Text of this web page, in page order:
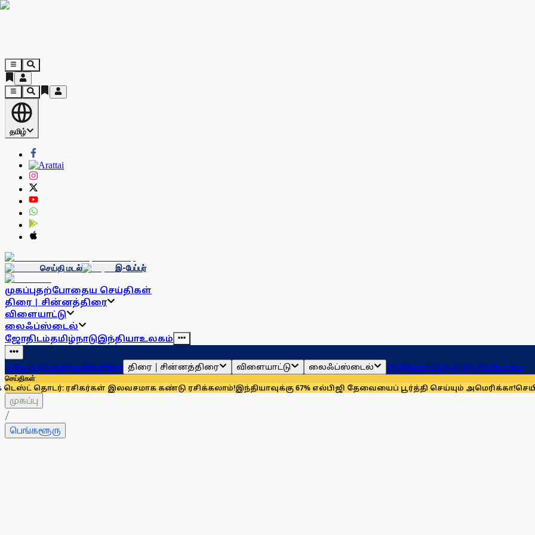
தமிழ்
செய்தி மடல் இ-பேப்பர்
முகப்புதற்போதைய செய்திகள்
திரை | சின்னத்திரை
விளையாட்டு
லைஃப்ஸ்டைல்
ஜோதிடம்தமிழ்நாடுஇந்தியாஉலகம்
முகப்புதற்போதைய செய்திகள் திரை | சின்னத்திரை விளையாட்டு லைஃப்ஸ்டைல் ஜோதிடம்தமிழ்நாடுஇந்தியாஉலகம்
செய்திகள்
ரசிகர்கள் இலவசமாக கண்டு ரசிக்கலாம்!இந்தியாவுக்கு 67% எல்பிஜி தேவையைப் பூர்த்தி செய்யும் அமெரிக்கா!செயின்ட்
முகப்பு
/
பெங்களூரு